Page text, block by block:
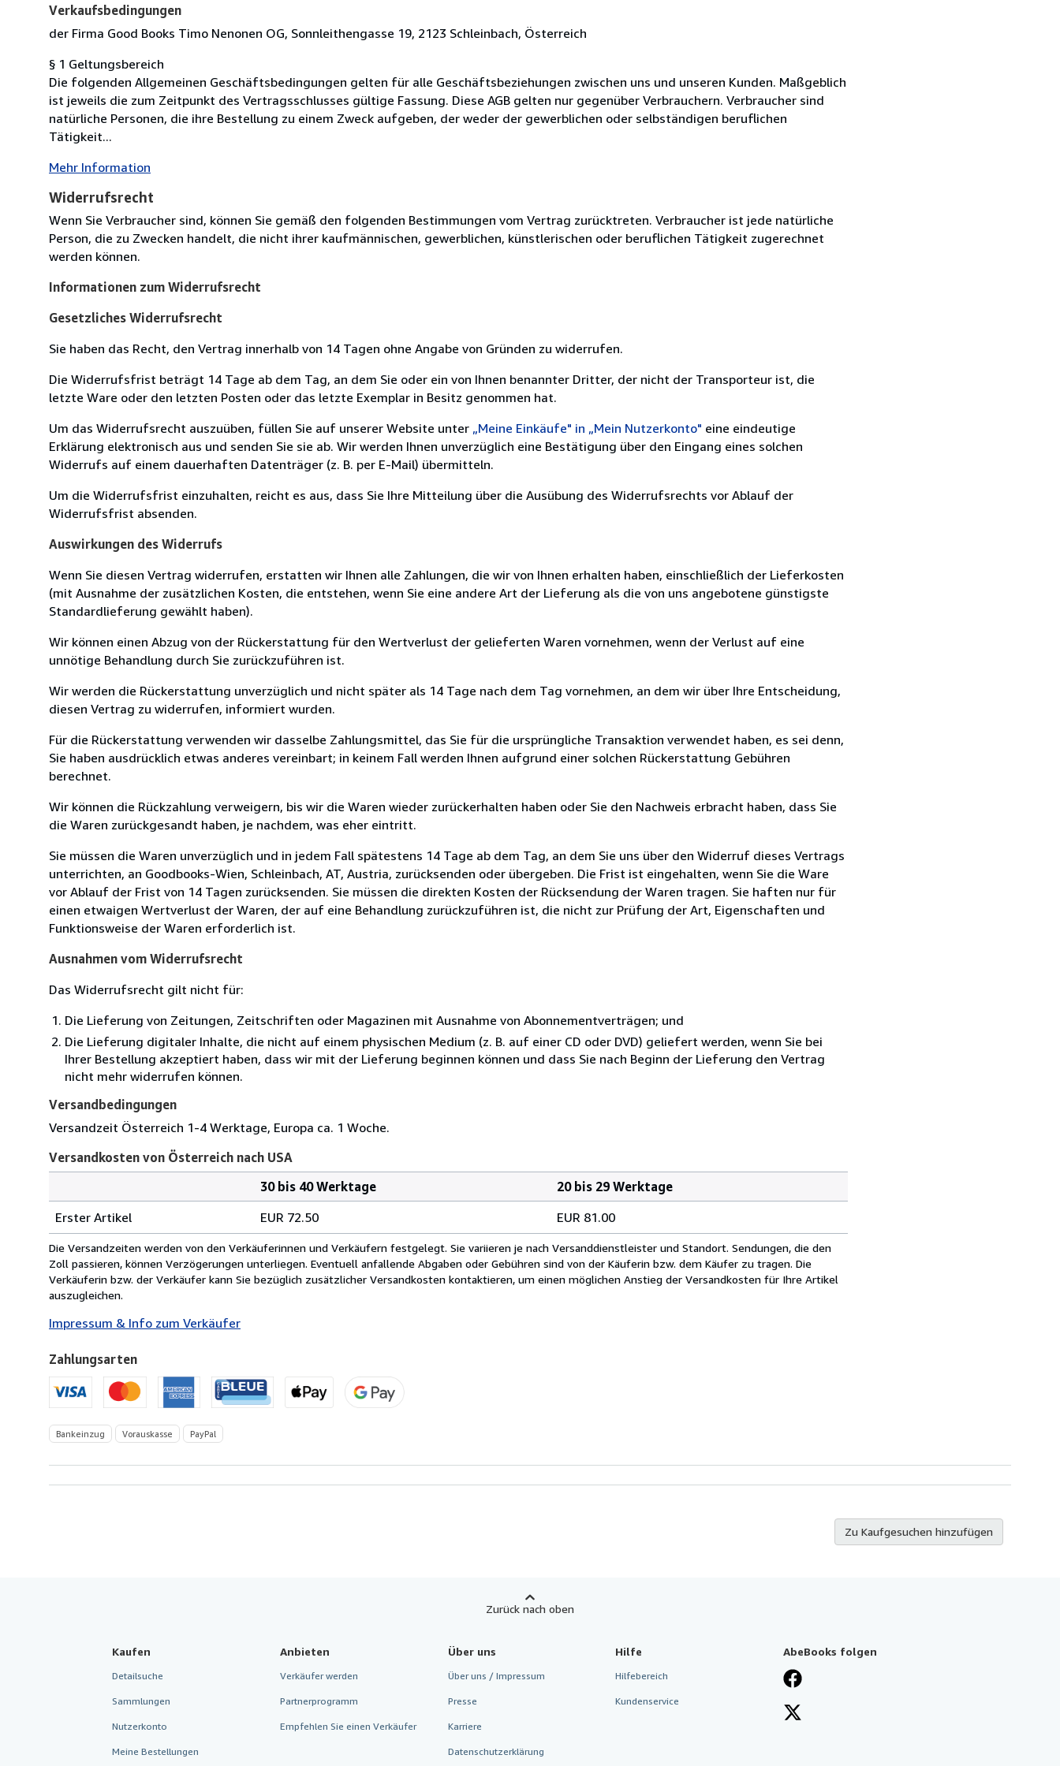
Verkaufsbedingungen
der Firma Good Books Timo Nenonen OG, Sonnleithengasse 19, 2123 Schleinbach, Österreich
§ 1 Geltungsbereich
Die folgenden Allgemeinen Geschäftsbedingungen gelten für alle Geschäftsbeziehungen zwischen uns und unseren Kunden. Maßgeblich
ist jeweils die zum Zeitpunkt des Vertragsschlusses gültige Fassung. Diese AGB gelten nur gegenüber Verbrauchern. Verbraucher sind
natürliche Personen, die ihre Bestellung zu einem Zweck aufgeben, der weder der gewerblichen oder selbständigen beruflichen
Tätigkeit...
Mehr Information
Widerrufsrecht
Wenn Sie Verbraucher sind, können Sie gemäß den folgenden Bestimmungen vom Vertrag zurücktreten. Verbraucher ist jede natürliche
Person, die zu Zwecken handelt, die nicht ihrer kaufmännischen, gewerblichen, künstlerischen oder beruflichen Tätigkeit zugerechnet
werden können.
Informationen zum Widerrufsrecht
Gesetzliches Widerrufsrecht
Sie haben das Recht, den Vertrag innerhalb von 14 Tagen ohne Angabe von Gründen zu widerrufen.
Die Widerrufsfrist beträgt 14 Tage ab dem Tag, an dem Sie oder ein von Ihnen benannter Dritter, der nicht der Transporteur ist, die
letzte Ware oder den letzten Posten oder das letzte Exemplar in Besitz genommen hat.
Um das Widerrufsrecht auszuüben, füllen Sie auf unserer Website unter „Meine Einkäufe" in „Mein Nutzerkonto" eine eindeutige
Erklärung elektronisch aus und senden Sie sie ab. Wir werden Ihnen unverzüglich eine Bestätigung über den Eingang eines solchen
Widerrufs auf einem dauerhaften Datenträger (z. B. per E-Mail) übermitteln.
Um die Widerrufsfrist einzuhalten, reicht es aus, dass Sie Ihre Mitteilung über die Ausübung des Widerrufsrechts vor Ablauf der
Widerrufsfrist absenden.
Auswirkungen des Widerrufs
Wenn Sie diesen Vertrag widerrufen, erstatten wir Ihnen alle Zahlungen, die wir von Ihnen erhalten haben, einschließlich der Lieferkosten
(mit Ausnahme der zusätzlichen Kosten, die entstehen, wenn Sie eine andere Art der Lieferung als die von uns angebotene günstigste
Standardlieferung gewählt haben).
Wir können einen Abzug von der Rückerstattung für den Wertverlust der gelieferten Waren vornehmen, wenn der Verlust auf eine
unnötige Behandlung durch Sie zurückzuführen ist.
Wir werden die Rückerstattung unverzüglich und nicht später als 14 Tage nach dem Tag vornehmen, an dem wir über Ihre Entscheidung,
diesen Vertrag zu widerrufen, informiert wurden.
Für die Rückerstattung verwenden wir dasselbe Zahlungsmittel, das Sie für die ursprüngliche Transaktion verwendet haben, es sei denn,
Sie haben ausdrücklich etwas anderes vereinbart; in keinem Fall werden Ihnen aufgrund einer solchen Rückerstattung Gebühren
berechnet.
Wir können die Rückzahlung verweigern, bis wir die Waren wieder zurückerhalten haben oder Sie den Nachweis erbracht haben, dass Sie
die Waren zurückgesandt haben, je nachdem, was eher eintritt.
Sie müssen die Waren unverzüglich und in jedem Fall spätestens 14 Tage ab dem Tag, an dem Sie uns über den Widerruf dieses Vertrags
unterrichten, an Goodbooks-Wien, Schleinbach, AT, Austria, zurücksenden oder übergeben. Die Frist ist eingehalten, wenn Sie die Ware
vor Ablauf der Frist von 14 Tagen zurücksenden. Sie müssen die direkten Kosten der Rücksendung der Waren tragen. Sie haften nur für
einen etwaigen Wertverlust der Waren, der auf eine Behandlung zurückzuführen ist, die nicht zur Prüfung der Art, Eigenschaften und
Funktionsweise der Waren erforderlich ist.
Ausnahmen vom Widerrufsrecht
Das Widerrufsrecht gilt nicht für:
Die Lieferung von Zeitungen, Zeitschriften oder Magazinen mit Ausnahme von Abonnementverträgen; und
Die Lieferung digitaler Inhalte, die nicht auf einem physischen Medium (z. B. auf einer CD oder DVD) geliefert werden, wenn Sie bei
Ihrer Bestellung akzeptiert haben, dass wir mit der Lieferung beginnen können und dass Sie nach Beginn der Lieferung den Vertrag
nicht mehr widerrufen können.
Versandbedingungen
Versandzeit Österreich 1-4 Werktage, Europa ca. 1 Woche.
Versandkosten von Österreich nach USA
von
Österreich
nach
USA
30 bis 40 Werktage
20 bis 29 Werktage
Erster Artikel
EUR 72.50 EUR 81.00
Die Versandzeiten werden von den Verkäuferinnen und Verkäufern festgelegt. Sie variieren je nach Versanddienstleister und Standort. Sendungen, die den
Zoll passieren, können Verzögerungen unterliegen. Eventuell anfallende Abgaben oder Gebühren sind von der Käuferin bzw. dem Käufer zu tragen. Die
Verkäuferin bzw. der Verkäufer kann Sie bezüglich zusätzlicher Versandkosten kontaktieren, um einen möglichen Anstieg der Versandkosten für Ihre Artikel
auszugleichen.
Impressum & Info zum Verkäufer
Zahlungsarten
Bankeinzug Vorauskasse PayPal
Zu Kaufgesuchen hinzufügen
Zurück nach oben
Kaufen
Detailsuche
Sammlungen
Nutzerkonto
Meine Bestellungen
Anbieten
Verkäufer werden
Partnerprogramm
Empfehlen Sie einen Verkäufer
Über uns
Über uns / Impressum
Presse
Karriere
Datenschutzerklärung
Hilfe
Hilfebereich
Kundenservice
AbeBooks folgen